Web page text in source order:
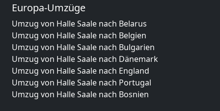
Europa-Umzüge
Umzug von Halle Saale nach Belarus
Umzug von Halle Saale nach Belgien
Umzug von Halle Saale nach Bulgarien
Umzug von Halle Saale nach Dänemark
Umzug von Halle Saale nach England
Umzug von Halle Saale nach Portugal
Umzug von Halle Saale nach Bosnien